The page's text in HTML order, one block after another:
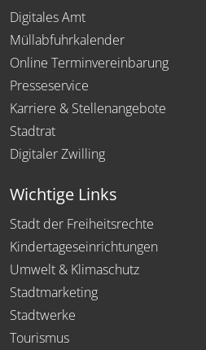
Digitales Amt
Müllabfuhrkalender
Online Terminvereinbarung
Presseservice
Karriere & Stellenangebote
Stadtrat
Digitaler Zwilling
Wichtige Links
Stadt der Freiheitsrechte
Kindertageseinrichtungen
Umwelt & Klimaschutz
Stadtmarketing
Stadtwerke
Tourismus